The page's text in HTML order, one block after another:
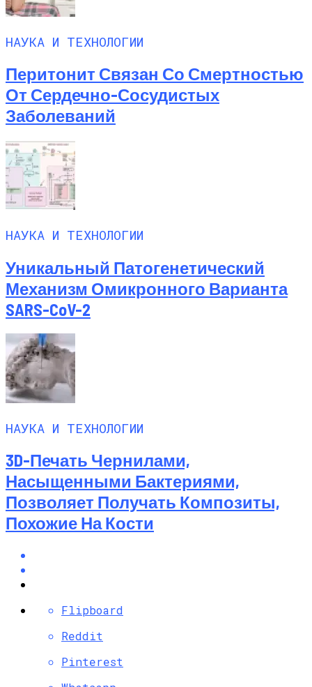
НАУКА И ТЕХНОЛОГИИ
Перитонит Связан Со Смертностью
От Сердечно-Сосудистых
Заболеваний
НАУКА И ТЕХНОЛОГИИ
Уникальный Патогенетический
Механизм Омикронного Варианта
SARS-CoV-2
НАУКА И ТЕХНОЛОГИИ
3D-Печать Чернилами,
Насыщенными Бактериями,
Позволяет Получать Композиты,
Похожие На Кости
Flipboard
Reddit
Pinterest